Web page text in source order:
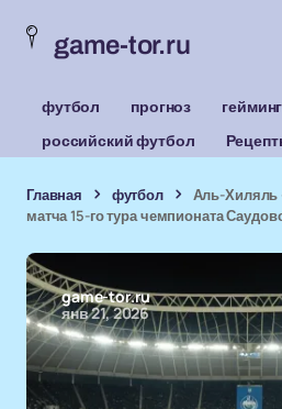
game-tor.ru
футбол прогноз
гейминг
российский футбол
Главная футбол
Аль-Хиляль
матча 15-го тура чемпионата
game-tor.ru
янв 21, 2026